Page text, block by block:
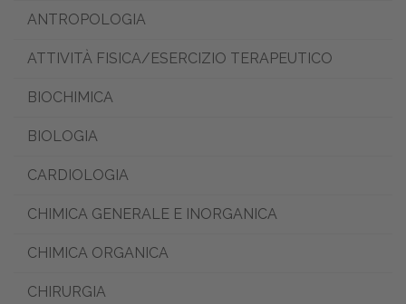
ANTROPOLOGIA
ATTIVITÀ FISICA/ESERCIZIO TERAPEUTICO
BIOCHIMICA
BIOLOGIA
CARDIOLOGIA
CHIMICA GENERALE E INORGANICA
CHIMICA ORGANICA
CHIRURGIA